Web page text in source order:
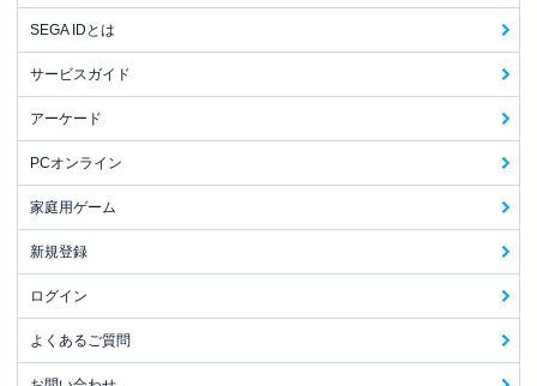
SEGA IDとは
サービスガイド
アーケード
PCオンライン
家庭用ゲーム
新規登録
ログイン
よくあるご質問